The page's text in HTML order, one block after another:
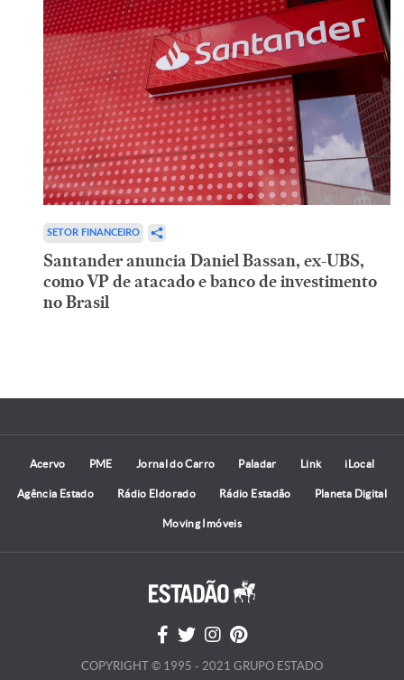
SETOR FINANCEIRO
Santander anuncia Daniel Bassan, ex-UBS,
como VP de atacado e banco de investimento
no Brasil
Acervo PME Jornal do Carro Paladar Link iLocal
Agência Estado Rádio Eldorado Rádio Estadão Planeta Digital
Moving Imóveis
COPYRIGHT © 1995 - 2021 GRUPO ESTADO